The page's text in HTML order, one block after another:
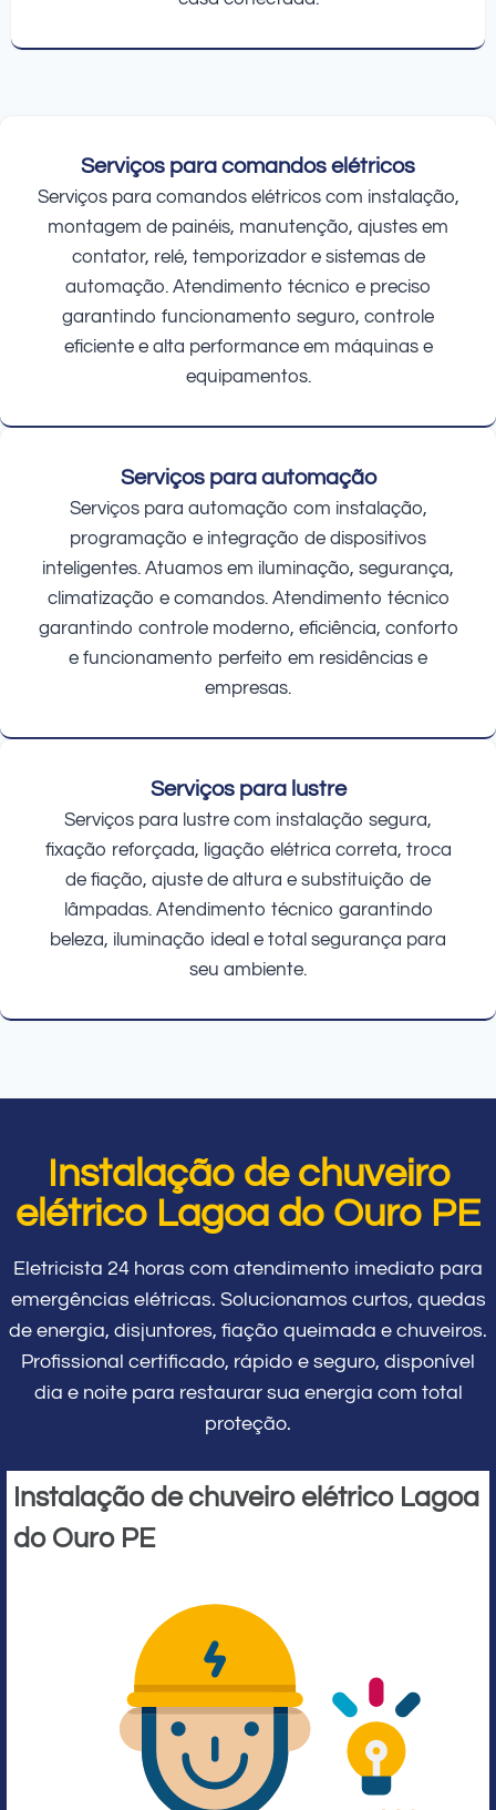
Serviços para comandos elétricos
Serviços para comandos elétricos com instalação,
montagem de painéis, manutenção, ajustes em
contator, relé, temporizador e sistemas de
automação. Atendimento técnico e preciso
garantindo funcionamento seguro, controle
eficiente e alta performance em máquinas e
equipamentos.
Serviços para automação
Serviços para automação com instalação,
programação e integração de dispositivos
inteligentes. Atuamos em iluminação, segurança,
climatização e comandos. Atendimento técnico
garantindo controle moderno, eficiência, conforto
e funcionamento perfeito em residências e
empresas.
Serviços para lustre
Serviços para lustre com instalação segura,
fixação reforçada, ligação elétrica correta, troca
de fiação, ajuste de altura e substituição de
lâmpadas. Atendimento técnico garantindo
beleza, iluminação ideal e total segurança para
seu ambiente.
Instalação de chuveiro
elétrico Lagoa do Ouro PE
Eletricista 24 horas com atendimento imediato para
emergências elétricas. Solucionamos curtos, quedas
de energia, disjuntores, fiação queimada e chuveiros.
Profissional certificado, rápido e seguro, disponível
dia e noite para restaurar sua energia com total
proteção.
Instalação de chuveiro elétrico Lagoa
do Ouro PE